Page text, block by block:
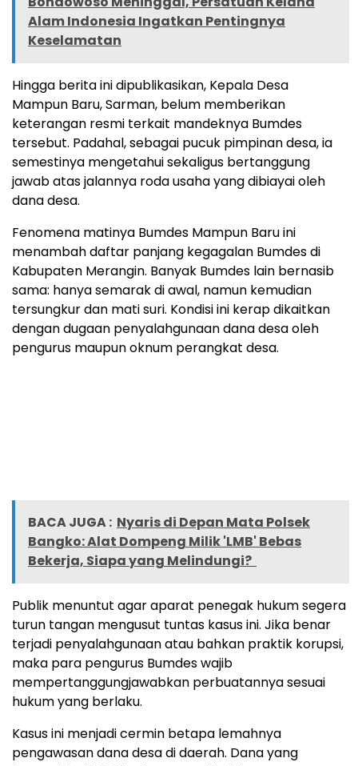
Alam Indonesia Ingatkan Pentingnya
Keselamatan
Hingga berita ini dipublikasikan, Kepala Desa
Mampun Baru, Sarman, belum memberikan
keterangan resmi terkait mandeknya Bumdes
tersebut. Padahal, sebagai pucuk pimpinan desa, ia
semestinya mengetahui sekaligus bertanggung
jawab atas jalannya roda usaha yang dibiayai oleh
dana desa.
Fenomena matinya Bumdes Mampun Baru ini
menambah daftar panjang kegagalan Bumdes di
Kabupaten Merangin. Banyak Bumdes lain bernasib
sama: hanya semarak di awal, namun kemudian
tersungkur dan mati suri. Kondisi ini kerap dikaitkan
dengan dugaan penyalahgunaan dana desa oleh
pengurus maupun oknum perangkat desa.
BACA JUGA : Nyaris di Depan Mata Polsek
Bangko: Alat Dompeng Milik 'LMB' Bebas
Bekerja, Siapa yang Melindungi?
Publik menuntut agar aparat penegak hukum segera
turun tangan mengusut tuntas kasus ini. Jika benar
terjadi penyalahgunaan atau bahkan praktik korupsi,
maka para pengurus Bumdes wajib
mempertanggungjawabkan perbuatannya sesuai
hukum yang berlaku.
Kasus ini menjadi cermin betapa lemahnya
pengawasan dana desa di daerah. Dana yang